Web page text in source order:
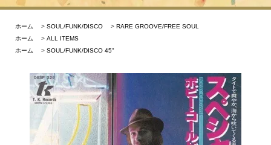
ホーム > SOUL/FUNK/DISCO > RARE GROOVE/FREE SOUL
ホーム
> ALL ITEMS
ホーム
> SOUL/FUNK/DISCO 45"